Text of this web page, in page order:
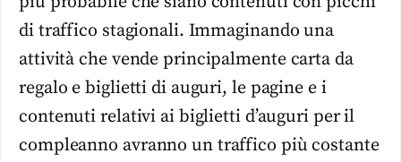
di traffico stagionali. Immaginando una
attività che vende principalmente carta da
regalo e biglietti di auguri, le pagine e i
contenuti relativi ai biglietti d’auguri per il
compleanno avranno un traffico più costante